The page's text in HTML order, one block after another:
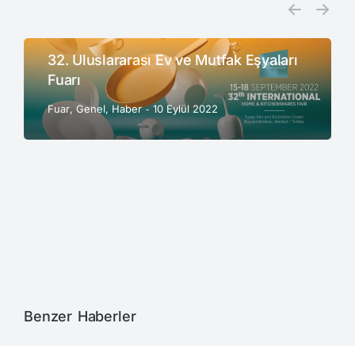
32. Uluslararası Ev ve Mutfak Eşyaları
Fuarı
Fuar, Genel,Haber 10 Eylül 2022
Benzer Haberler